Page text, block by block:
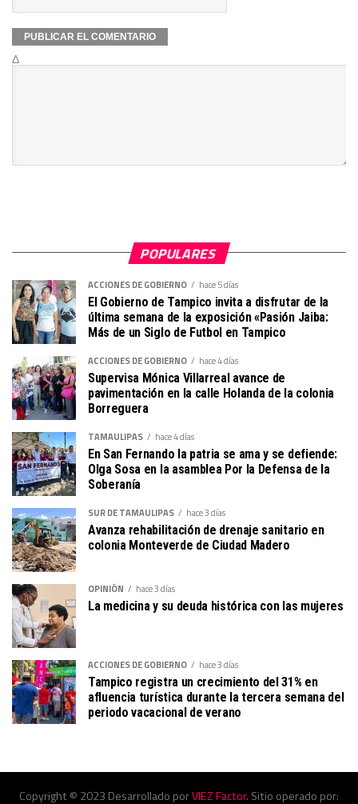
Δ
POPULARES
ACCIONES DE GOBIERNO hace 5 días
El Gobierno de Tampico invita a disfrutar de la
última semana de la exposición «Pasión Jaiba:
Más de un Siglo de Futbol en Tampico
ACCIONES DE GOBIERNO hace 4 días
Supervisa Mónica Villarreal avance de
pavimentación en la calle Holanda de la colonia
Borreguera
TAMAULIPAS hace 4 días
En San Fernando la patria se ama y se defiende:
Olga Sosa en la asamblea Por la Defensa de la
Soberanía
SUR DE TAMAULIPAS hace 3 días
Avanza rehabilitación de drenaje sanitario en
colonia Monteverde de Ciudad Madero
OPINIÓN hace 3 días
La medicina y su deuda histórica con las mujeres
ACCIONES DE GOBIERNO hace 3 días
Tampico registra un crecimiento del 31% en
afluencia turística durante la tercera semana del
periodo vacacional de verano
Copyright © 2023 Desarrollado porVIEZ Factor. Sitio operado por: